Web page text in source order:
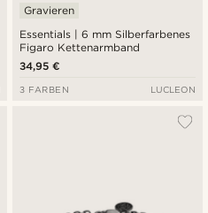
Essentials | 6 mm Silberfarbenes
Figaro Kettenarmband
Gravieren
34,95 €
3 FARBEN LUCLEON